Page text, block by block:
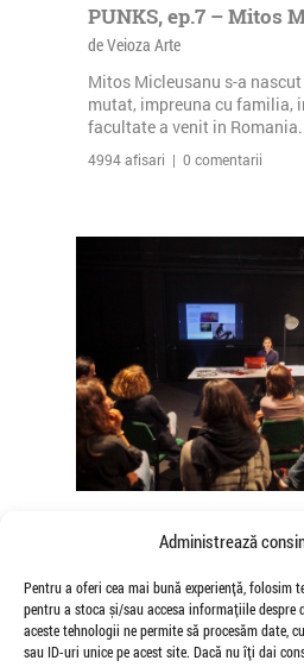
Administrează
Pentru a oferi cea mai bună experiență, folosim
pentru a stoca și/sau accesa informațiile
aceste tehnologii ne permite să procesăm date,
sau ID-uri unice pe acest site. Dacă nu îți dai
PUNKS, ep.7 – Mitos
de Veioza Arte
Mitos Micleusanu s-a
mutat, impreuna cu familia,
facultate a venit in
4994 afisari | 0 comentarii
Somatice susținute de
Mădălina Dan și
Niculae
de Veioza Arte